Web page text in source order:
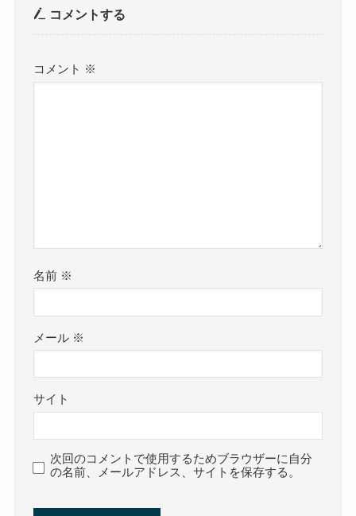
コメントする
コメント ※
名前 ※
メール ※
サイト
次回のコメントで使用するためブラウザーに自分
の名前、メールアドレス、サイトを保存する。